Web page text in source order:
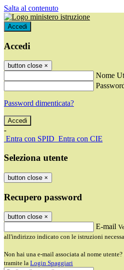
Salta al contenuto
Accedi
Accedi
button close ×
Nome
Password dimenticata?
-
Entra con SPID Entra con CIE
Seleziona utente
button close ×
Recupero password
button close ×
E-mail
all'indirizzo indicato con le istruzioni
Non hai una e-mail associata al nome
tramite la Login Spaggiari